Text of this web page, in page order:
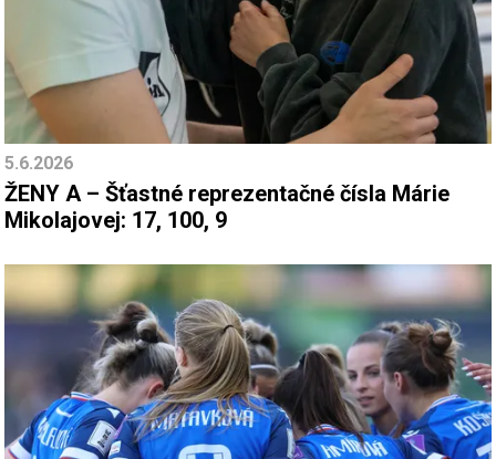
5.6.2026
ŽENY A – Šťastné reprezentačné čísla Márie
Mikolajovej: 17, 100, 9